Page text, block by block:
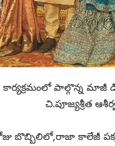
కార్యక్రమంలో పాల్గొన్న మాజీ
నాయుడు